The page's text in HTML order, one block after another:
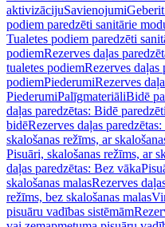
aktivizācijuSavienojumi
podiem paredzēti sanitārie
Tualetes podiem paredzēti
podiemRezerves daļas
tualetes podiemRezerves daļas
podiemPiederumiRezerves
PiederumiPalīgmateriāliBidē
daļas paredzētas: Bidē
bidēRezerves daļas
skalošanas režīms, ar
Pisuāri, skalošanas režīms, ar
daļas paredzētas: Bez vāka
skalošanas malasRezerves
režīms, bez skalošanas malas
pisuāru vadības sistēmām